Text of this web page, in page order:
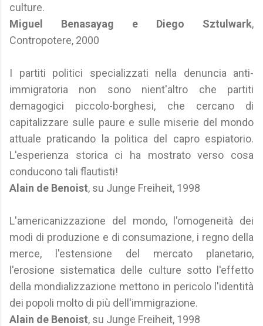
culture.
Miguel Benasayag e Diego Sztulwark,
Contropotere, 2000
I partiti politici specializzati nella denuncia anti-
immigratoria non sono nient'altro che partiti
demagogici piccolo-borghesi, che cercano di
capitalizzare sulle paure e sulle miserie del mondo
attuale praticando la politica del capro espiatorio.
L'esperienza storica ci ha mostrato verso cosa
conducono tali flautisti!
Alain de Benoist, su Junge Freiheit, 1998
L'americanizzazione del mondo, l'omogeneità dei
modi di produzione e di consumazione, i regno della
merce, l'estensione del mercato planetario,
l'erosione sistematica delle culture sotto l'effetto
della mondializzazione mettono in pericolo l'identità
dei popoli molto di più dell'immigrazione.
Alain de Benoist, su Junge Freiheit, 1998